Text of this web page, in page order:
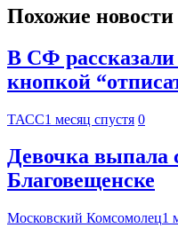
Похожие новости
В СФ
кнопкой
ТАСС1 месяц спустя 0
Девочка выпала
Благовещенске
Московский Комсомолец1